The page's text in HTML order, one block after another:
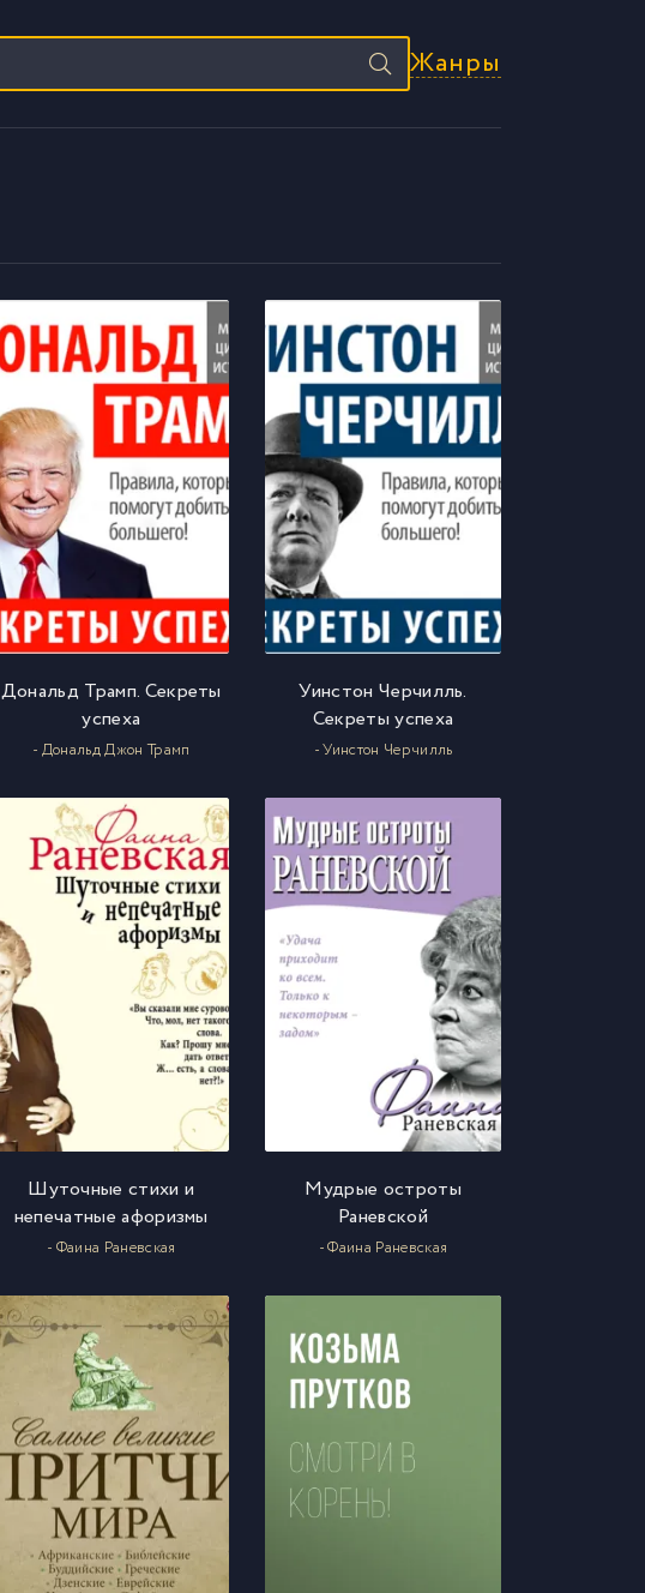
Жанры
Дональд Трамп. Секреты
успеха
- Дональд Джон Трамп
Уинстон Черчилль.
Секреты успеха
- Уинстон Черчилль
Шуточные стихи и
непечатные афоризмы
- Фаина Раневская
Мудрые остроты
Раневской
- Фаина Раневская